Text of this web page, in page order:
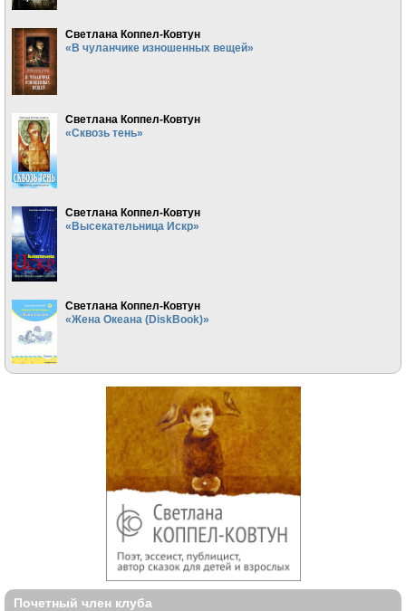
Светлана Коппел-Ковтун
«В чуланчике изношенных вещей»
Светлана Коппел-Ковтун
«Сквозь тень»
Светлана Коппел-Ковтун
«Высекательница Искр»
Светлана Коппел-Ковтун
«Жена Океана (DiskBook)»
Почетный член клуба